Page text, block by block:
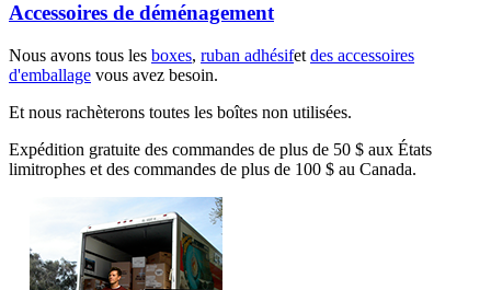
Accessoires de déménagement
Nous avons tous les boxes, ruban adhésifet des accessoires
d'emballage vous avez besoin.
Et nous rachèterons toutes les boîtes non utilisées.
Expédition gratuite des commandes de plus de 50 $ aux États
limitrophes et des commandes de plus de 100 $ au Canada.